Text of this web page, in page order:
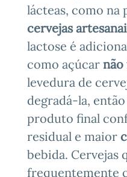
lácteas, como na
cervejas
lactose é
como açúcar
levedura de
degradá-la,
produto final
residual e maior
bebida. Cervejas
frequentemente